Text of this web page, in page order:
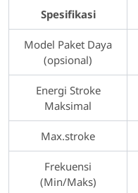
Spesifikasi
Model Paket Daya
(opsional)
Energi Stroke
Maksimal
Max.stroke
Frekuensi
(Min/Maks)